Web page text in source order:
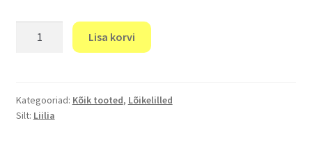
Lisa korvi
Kategooriad: Kõik tooted, Lõikelilled
Silt: Liilia